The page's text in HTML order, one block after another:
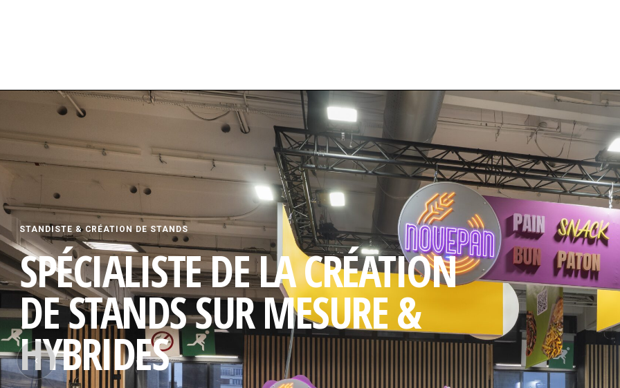
STANDISTE & CRÉATION DE STANDS
SPÉCIALISTE DE LA CRÉATION
DE STANDS SUR MESURE &
HYBRIDES
‹